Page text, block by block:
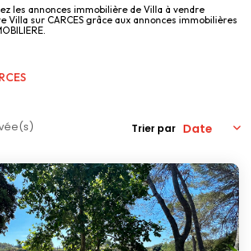
Qui Sommes-Nous
alerte
les annonces immobilière de Villa à vendre
Villa sur CARCES grâce aux annonces immobilières
Trier par